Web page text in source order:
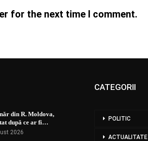
for the next time I comment.
din R. Moldova,
după ce ar fi…
2026
CATEGORII
POLITIC
ACTUALITATE